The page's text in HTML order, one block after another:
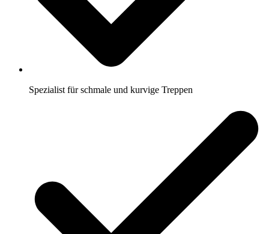
Spezialist für schmale und kurvige Treppen